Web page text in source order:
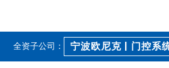
全资子公司： 宁波欧尼克 | 门控系